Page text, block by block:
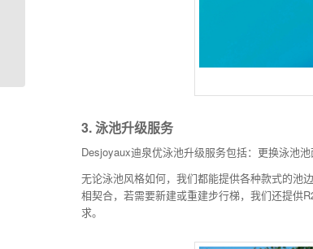
3. 泳池升级服务
Desjoyaux迪泉优泳池升级服务包括：更换泳池池
无论泳池风格如何，我们都能提供各种款式的池
相契合，若需要新建或重建步行梯，我们还提供
求。